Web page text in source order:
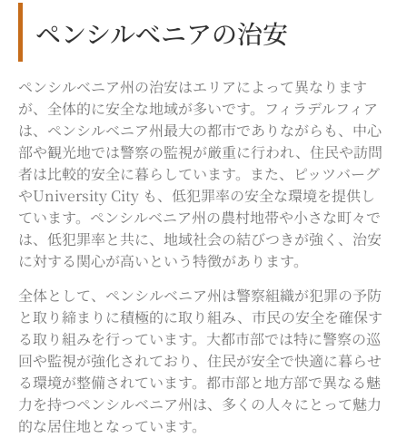
ペンシルべニアの治安
ペンシルベニア州の治安はエリアによって異なります
が、全体的に安全な地域が多いです。フィラデルフィア
は、ペンシルベニア州最大の都市でありながらも、中心
部や観光地では警察の監視が厳重に行われ、住民や訪問
者は比較的安全に暮らしています。また、ピッツバーグ
やUniversity City も、低犯罪率の安全な環境を提供し
ています。ペンシルベニア州の農村地帯や小さな町々で
は、低犯罪率と共に、地域社会の結びつきが強く、治安
に対する関心が高いという特徴があります。
全体として、ペンシルベニア州は警察組織が犯罪の予防
と取り締まりに積極的に取り組み、市民の安全を確保す
る取り組みを行っています。大都市部では特に警察の巡
回や監視が強化されており、住民が安全で快適に暮らせ
る環境が整備されています。都市部と地方部で異なる魅
力を持つペンシルベニア州は、多くの人々にとって魅力
的な居住地となっています。